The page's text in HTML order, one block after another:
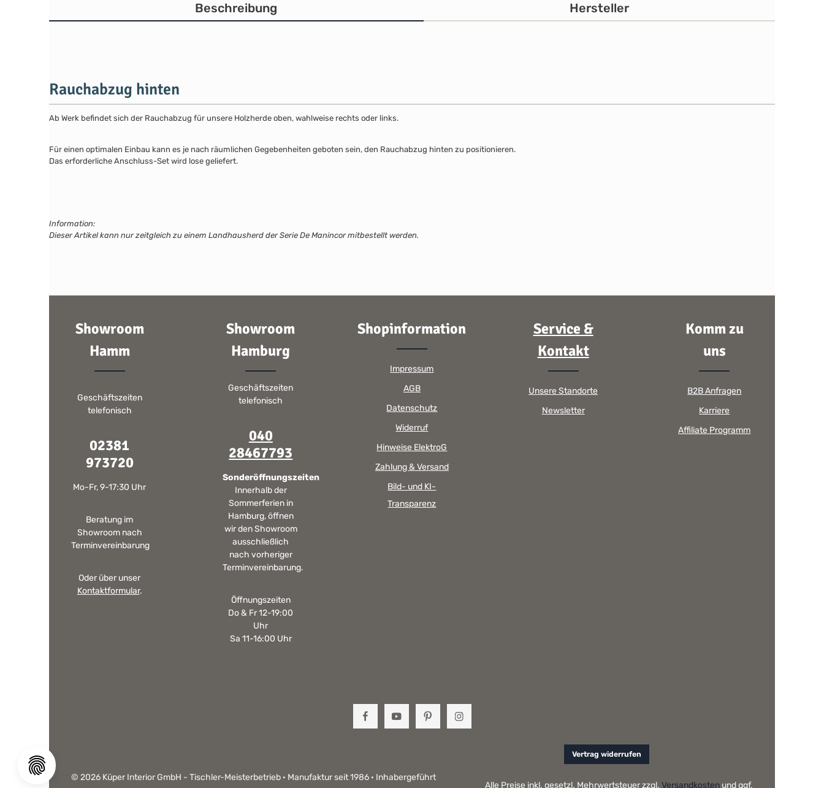
Beschreibung Hersteller
Rauchabzug hinten
Ab Werk befindet sich der Rauchabzug für unsere Holzherde oben, wahlweise rechts oder links.
Für einen optimalen Einbau kann es je nach räumlichen Gegebenheiten geboten sein, den Rauchabzug hinten zu positionieren.
Das erforderliche Anschluss-Set wird lose geliefert.
Information:
Dieser Artikel kann nur zeitgleich zu einem Landhausherd der Serie De Manincor mitbestellt werden.
Showroom
Hamm
Geschäftszeiten
telefonisch
02381
973720
Mo-Fr, 9-17:30 Uhr
Beratung im
Showroom nach
Terminvereinbarung
Oder über unser
Kontaktformular.
Showroom
Hamburg
Geschäftszeiten
telefonisch
040
28467793
Sonderöffnungszeiten
Innerhalb der
Sommerferien in
Hamburg, öffnen
wir den Showroom
ausschließlich
nach vorheriger
Terminvereinbarung.
Öffnungszeiten
Do & Fr 12-19:00
Uhr
Sa 11-16:00 Uhr
Shopinformation
Impressum
AGB
Datenschutz
Widerruf
Hinweise ElektroG
Zahlung & Versand
Bild- und KI-
Transparenz
Service &
Kontakt
Unsere Standorte
Newsletter
Komm zu
uns
B2B Anfragen
Karriere
Affiliate Programm
© 2026 Küper Interior GmbH - Tischler-Meisterbetrieb · Manufaktur seit 1986 · Inhabergeführt
Vertrag widerrufen
Alle Preise inkl. gesetzl. Mehrwertsteuer zzgl. Versandkosten und ggf.